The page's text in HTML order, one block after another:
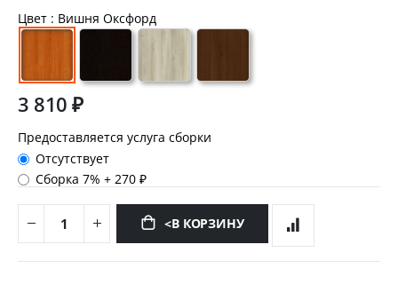
Цвет : Вишня Оксфорд
3 810 ₽
Предоставляется услуга сборки
Отсутствует
Сборка 7%+270 ₽
<В КОРЗИНУ